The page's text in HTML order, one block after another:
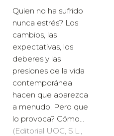
Quien no ha sufrido
nunca estrés? Los
cambios, las
expectativas, los
deberes y las
presiones de la vida
contemporánea
hacen que aparezca
a menudo. Pero que
lo provoca? Cómo...
(Editorial UOC, S.L.,